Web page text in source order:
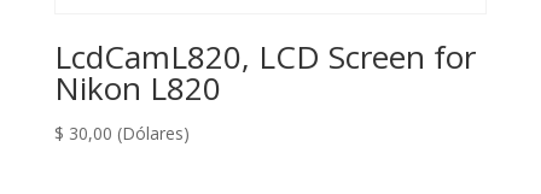
LcdCamL820, LCD Screen for
Nikon L820
$ 30,00 (Dólares)